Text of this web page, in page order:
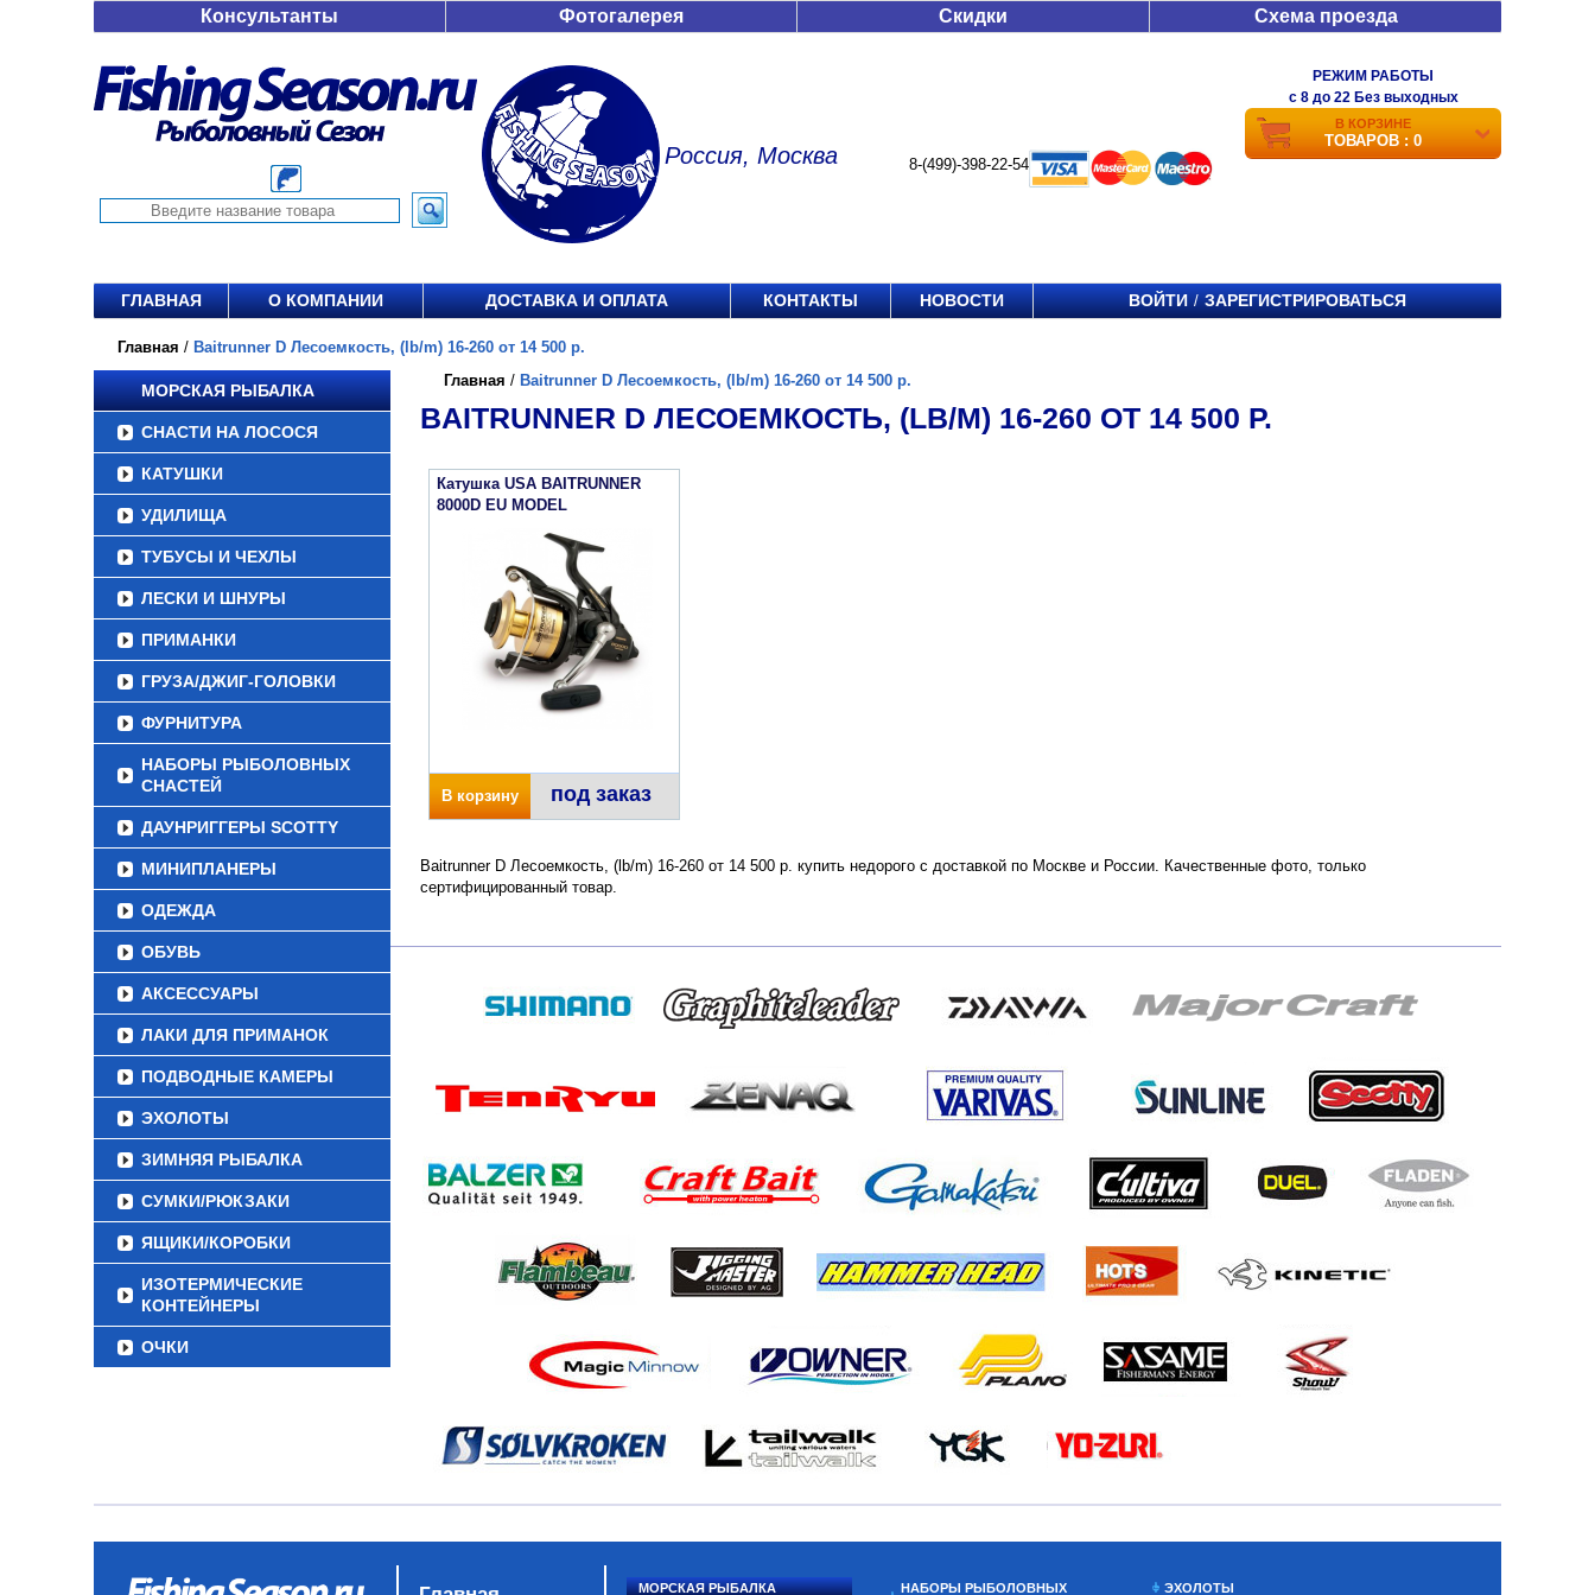
Консультанты Фотогалерея Скидки Схема проезда
Россия, Москва 8-(499)-398-22-54
РЕЖИМ РАБОТЫ
c 8 до 22 Без выходных
В КОРЗИНЕ
ТОВАРОВ : 0
ГЛАВНАЯ О КОМПАНИИ ДОСТАВКА И ОПЛАТА КОНТАКТЫ НОВОСТИ ВОЙТИ / ЗАРЕГИСТРИРОВАТЬСЯ
Главная / Baitrunner D Лесоемкость, (lb/m) 16-260 от 14 500 р.
МОРСКАЯ РЫБАЛКА
СНАСТИ НА ЛОСОСЯ
КАТУШКИ
УДИЛИЩА
ТУБУСЫ И ЧЕХЛЫ
ЛЕСКИ И ШНУРЫ
ПРИМАНКИ
ГРУЗА/ДЖИГ-ГОЛОВКИ
ФУРНИТУРА
НАБОРЫ РЫБОЛОВНЫХ
СНАСТЕЙ
ДАУНРИГГЕРЫ SCOTTY
МИНИПЛАНЕРЫ
ОДЕЖДА
ОБУВЬ
АКСЕССУАРЫ
ЛАКИ ДЛЯ ПРИМАНОК
ПОДВОДНЫЕ КАМЕРЫ
ЭХОЛОТЫ
ЗИМНЯЯ РЫБАЛКА
СУМКИ/РЮКЗАКИ
ЯЩИКИ/КОРОБКИ
ИЗОТЕРМИЧЕСКИЕ
КОНТЕЙНЕРЫ
ОЧКИ
Главная / Baitrunner D Лесоемкость, (lb/m) 16-260 от 14 500 р.
BAITRUNNER D ЛЕСОЕМКОСТЬ, (LB/M) 16-260 ОТ 14 500 Р.
Катушка USA BAITRUNNER
8000D EU MODEL
В корзину под заказ
Baitrunner D Лесоемкость, (lb/m) 16-260 от 14 500 р. купить недорого с доставкой по Москве и России. Качественные фото, только
сертифицированный товар.
МОРСКАЯ РЫБАЛКА НАБОРЫ РЫБОЛОВНЫХ ЭХОЛОТЫ